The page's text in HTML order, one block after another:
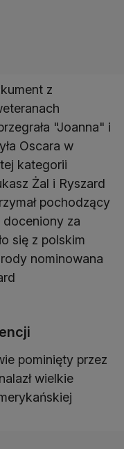
z
"Joanna" i
Oscara w
kategorii
Żal i Ryszard
pochodzący
doceniony za
się z polskim
nominowana
pominięty przez
wielkie